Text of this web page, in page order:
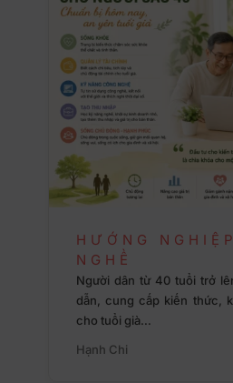
HƯỚNG
NGHỀ
Người dân từ 40 tuổi trở
dẫn, cung cấp kiến thức,
cho tuổi già…
Hạnh Chi